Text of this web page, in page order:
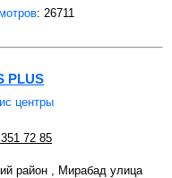
: 26711
PLUS
центры
72 85
район , Мирабад улица